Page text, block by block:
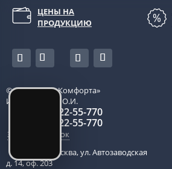
ЦЕНЫ НА
ПРОДУКЦИЮ
© 2026«Окна Комфорта»
ИП Боровкова О.И.
+7 (495) 22-55-770
+7 (985) 22-55-770
Заказать звонок
Москва,ул. Автозаводская
д. 14, оф. 203